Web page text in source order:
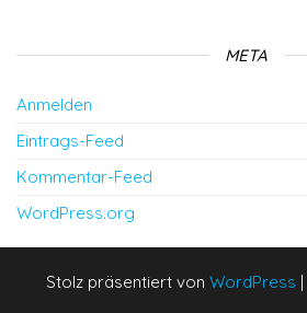
META
Anmelden
Eintrags-Feed
Kommentar-Feed
WordPress.org
Stolz präsentiert von WordPress |